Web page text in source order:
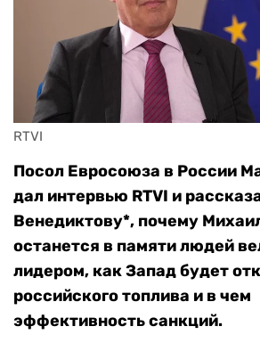
RTVI
Посол Евросоюза в России
дал интервью RTVI и
Венедиктову*, почему
останется в памяти людей
лидером, как Запад будет
российского топлива и в чем
эффективность санкций.